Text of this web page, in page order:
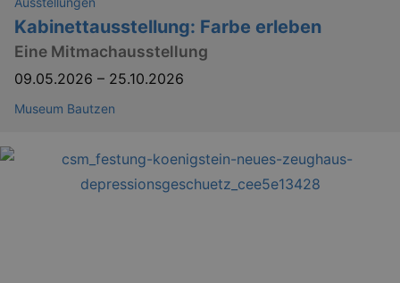
Kabinettausstellung: Farbe erleben
Eine Mitmachausstellung
09.05.2026 – 25.10.2026
Museum Bautzen